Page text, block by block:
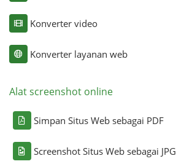
Konverter video
Konverter layanan web
Alat screenshot online
Simpan Situs Web sebagai PDF
Screenshot Situs Web sebagai JPG